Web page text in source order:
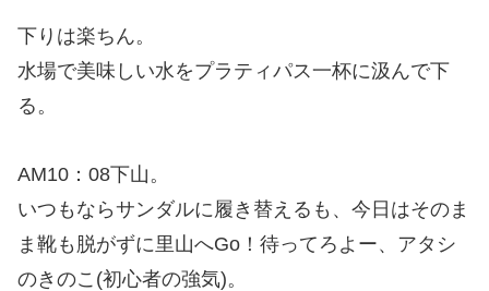
下りは楽ちん。
水場で美味しい水をプラティパス一杯に汲んで下
る。
AM10：08下山。
いつもならサンダルに履き替えるも、今日はそのま
ま靴も脱がずに里山へGo！待ってろよー、アタシ
のきのこ(初心者の強気)。